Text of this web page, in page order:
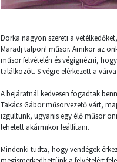
Dorka nagyon szereti a
Maradj talpon! műsor. Amikor az
műsor felvételén és végignézni,
találkozót. S végre elérkezett a
A bejáratnál kedvesen fogadtak
Takács Gábor műsorvezető várt,
izgultunk, ugyanis egy élő műsor
lehetett akármikor leállítani.
Mindenki tudta, hogy vendégek